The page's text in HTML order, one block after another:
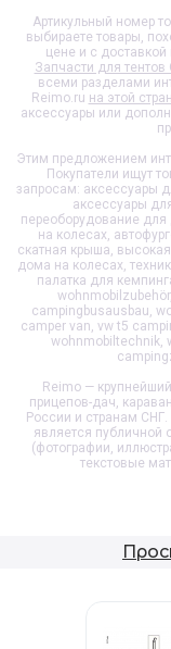
Артикульный номер
выбираете товары,
цене и с
Запчасти для
всеми разделами
Reimo.ru на этой
аксессуары или
Этим предложением
Покупатели ищут
запросам: аксессуары
аксессуары
переоборудование
на колесах,
скатная крыша,
дома на колесах,
палатка для
campingbusausbau,
camper van, vw t5
wohnmobiltechnik,
Reimo —
прицепов-дач,
России и странам
является публичной
(фотографии,
текстовые